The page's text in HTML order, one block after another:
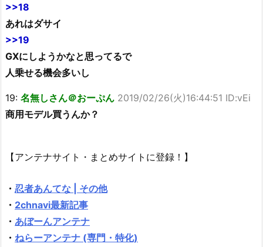
>>18
あれはダサイ
>>19
GXにしようかなと思ってるで
人乗せる機会多いし
19: 名無しさん＠おーぷん 2019/02/26(火)16:44:51 ID:vEi
商用モデル買うんか？
【アンテナサイト・まとめサイトに登録！】
・ 忍者あんてな | その他
・ 2chnavi最新記事
・ あぼーんアンテナ
・ ねらーアンテナ (専門・特化)